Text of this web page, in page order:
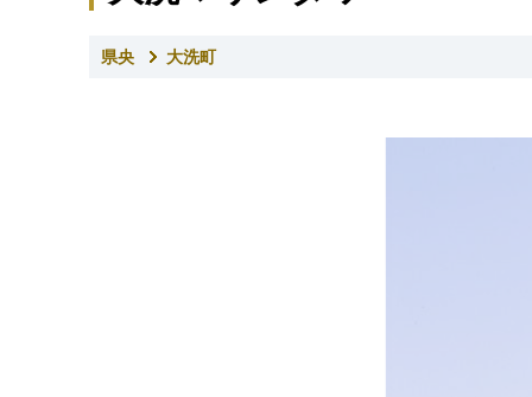
県央 大洗町